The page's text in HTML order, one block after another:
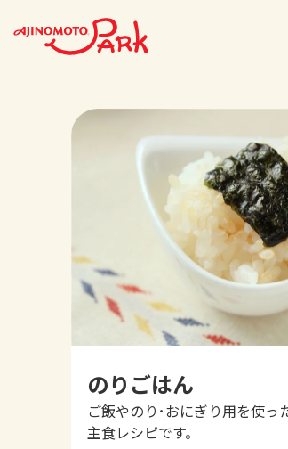
のりごはん
ご飯やのり･おにぎり用を使っ
主食レシピです。